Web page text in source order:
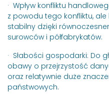
· Wpływ konfliktu
z powodu tego konfliktu,
stabilny dzięki
surowców i półfabrykatów.
· Słabości gospodarki: Do
obawy o przejrzystość
oraz relatywnie duże
państwowych.